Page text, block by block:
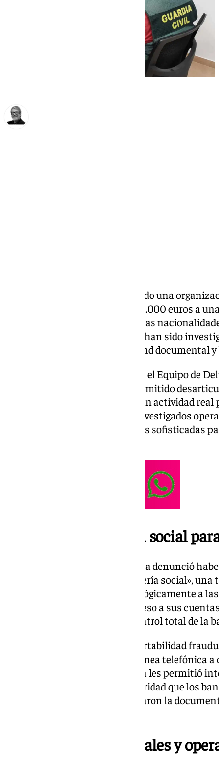
ha desmantelado una
tecnológico que logró estafar 30.000 euros a
Córdoba. Tres jóvenes de distintas
policiales por delitos similares, han sido
usurpación de identidad, falsedad documental
La operación, llevada a cabo por el Equipo de
Guardia Civil de Córdoba, ha permitido
utilizaba empresas fantasma sin actividad
obtenido de forma ilícita. Los investigados
profesional, empleando técnicas sofisticadas
El engaño: ingeniería social
Todo comenzó cuando la víctima denunció
método conocido como «ingeniería social», una
delincuentes manipulan psicológicamente a
información confidencial o acceso a sus
consiguieron hacerse con el control total de la
Para lograrlo, realizaron una portabilidad
móvil, es decir, trasladaron su línea telefónica
consentimiento. Esta maniobra les permitió
verificación y mensajes de seguridad que los
operaciones. Además, manipularon la
El robo: tarjetas virtuales y